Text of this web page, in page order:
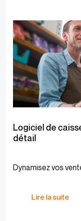
Logiciel de
détail
Dynamisez vos
Lire la suite